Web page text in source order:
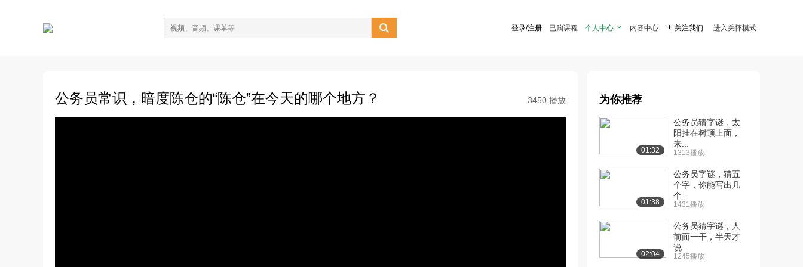
 登录/注册 已购课程 个人中心  内容中心  关注我们 进入关怀模式
公务员常识，暗度陈仓的“陈仓”在今天的哪个地方？ 3450 播放 为你推荐
01:32
公务员猜字谜，太
阳挂在树顶上面，
来...
1313播放
01:38
公务员字谜，猜五
个字，你能写出几
个...
1431播放
02:04
公务员猜字谜，人
前面一干，半天才
说...
1245播放